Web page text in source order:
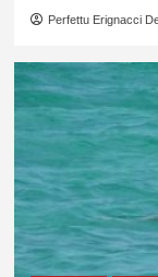
Perfettu Erignacci